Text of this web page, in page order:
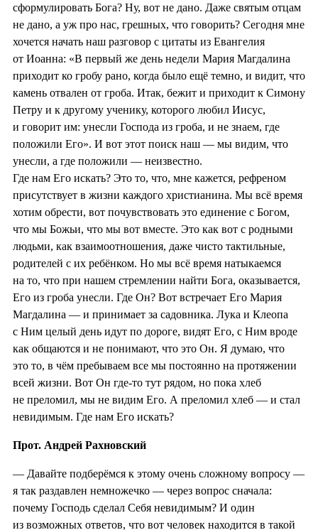
сформулировать Бога? Ну, вот не дано. Даже святым отцам
не дано, а уж про нас, грешных, что говорить? Сегодня мне
хочется начать наш разговор с цитаты из Евангелия
от Иоанна: «В первый же день недели Мария Магдалина
приходит ко гробу рано, когда было ещё темно, и видит, что
камень отвален от гроба. Итак, бежит и приходит к Симону
Петру и к другому ученику, которого любил Иисус,
и говорит им: унесли Господа из гроба, и не знаем, где
положили Его». И вот этот поиск наш — мы видим, что
унесли, а где положили — неизвестно.
Где нам Его искать? Это то, что, мне кажется, рефреном
присутствует в жизни каждого христианина. Мы всё время
хотим обрести, вот почувствовать это единение с Богом,
что мы Божьи, что мы вот вместе. Это как вот с родными
людьми, как взаимоотношения, даже чисто тактильные,
родителей с их ребёнком. Но мы всё время натыкаемся
на то, что при нашем стремлении найти Бога, оказывается,
Его из гроба унесли. Где Он? Вот встречает Его Мария
Магдалина — и принимает за садовника. Лука и Клеопа
с Ним целый день идут по дороге, видят Его, с Ним вроде
как общаются и не понимают, что это Он. Я думаю, что
это то, в чём пребываем все мы постоянно на протяжении
всей жизни. Вот Он где-то тут рядом, но пока хлеб
не преломил, мы не видим Его. А преломил хлеб — и стал
невидимым. Где нам Его искать?
Прот. Андрей Рахновский
— Давайте подберёмся к этому очень сложному вопросу —
я так раздавлен немножечко — через вопрос сначала:
почему Господь сделал Себя невидимым? И один
из возможных ответов, что вот человек находится в такой